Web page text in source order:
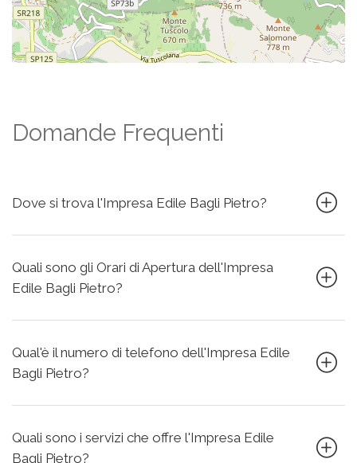
Domande Frequenti
Dove si trova l'Impresa Edile Bagli Pietro?
Quali sono gli Orari di Apertura dell'Impresa
Edile Bagli Pietro?
Qual'è il numero di telefono dell'Impresa Edile
Bagli Pietro?
Quali sono i servizi che offre l'Impresa Edile
Bagli Pietro?